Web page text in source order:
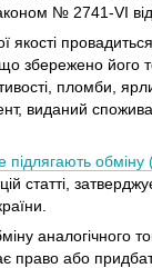
№ 2741-VI
якості
збережено його
пломби,
виданий
підлягають
статті,
аналогічного
право або